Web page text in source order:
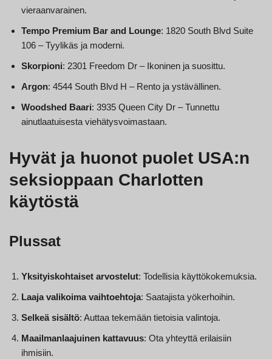
vieraanvarainen.
Tempo Premium Bar and Lounge: 1820 South Blvd Suite
106 – Tyylikäs ja moderni.
Skorpioni: 2301 Freedom Dr – Ikoninen ja suosittu.
Argon: 4544 South Blvd H – Rento ja ystävällinen.
Woodshed Baari: 3935 Queen City Dr – Tunnettu
ainutlaatuisesta viehätysvoimastaan.
Hyvät ja huonot puolet USA:n
seksioppaan Charlotten
käytöstä
Plussat
Yksityiskohtaiset arvostelut: Todellisia käyttökokemuksia.
Laaja valikoima vaihtoehtoja: Saatajista yökerhoihin.
Selkeä sisältö: Auttaa tekemään tietoisia valintoja.
Maailmanlaajuinen kattavuus: Ota yhteyttä erilaisiin
ihmisiin.